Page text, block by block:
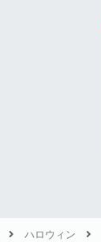
ハロウィン